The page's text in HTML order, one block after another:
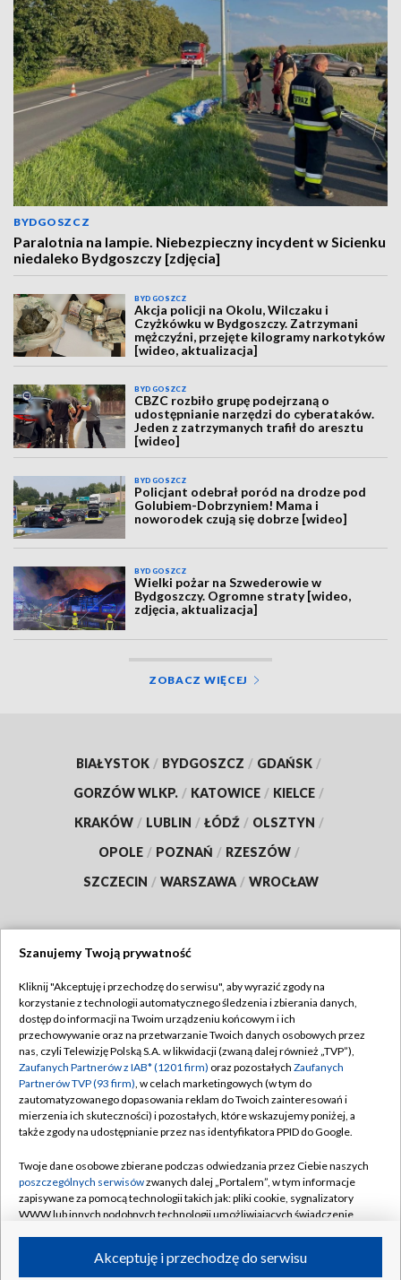
BYDGOSZCZ
Paralotnia na lampie. Niebezpieczny incydent w Sicienku
niedaleko Bydgoszczy [zdjęcia]
BYDGOSZCZ
Akcja policji na Okolu, Wilczaku i
Czyżkówku w Bydgoszczy. Zatrzymani
mężczyźni, przejęte kilogramy narkotyków
[wideo, aktualizacja]
BYDGOSZCZ
CBZC rozbiło grupę podejrzaną o
udostępnianie narzędzi do cyberataków.
Jeden z zatrzymanych trafił do aresztu
[wideo]
BYDGOSZCZ
Policjant odebrał poród na drodze pod
Golubiem-Dobrzyniem! Mama i
noworodek czują się dobrze [wideo]
BYDGOSZCZ
Wielki pożar na Szwederowie w
Bydgoszczy. Ogromne straty [wideo,
zdjęcia, aktualizacja]
ZOBACZ WIĘCEJ
BIAŁYSTOK / BYDGOSZCZ / GDAŃSK /
GORZÓW WLKP. / KATOWICE / KIELCE /
KRAKÓW / LUBLIN / ŁÓDŹ / OLSZTYN /
OPOLE / POZNAŃ / RZESZÓW /
SZCZECIN / WARSZAWA / WROCŁAW
TVP
Abonament TVP
Emisja w TVP
Centrum informacji TVP
Naziemna Telewizja Cyfrowa
Rada Programowa
System NOS
Informacje o nadawcy
Program dla prasy
Regulamin TVP
Polityka prywatności
Moje zgody
Pomoc
Kontakt
Kanały
Szanujemy Twoją prywatność
Kliknij "Akceptuję i przechodzę do serwisu", aby wyrazić zgody na
korzystanie z technologii automatycznego śledzenia i zbierania danych,
dostęp do informacji na Twoim urządzeniu końcowym i ich
przechowywanie oraz na przetwarzanie Twoich danych osobowych przez
nas, czyli Telewizję Polską S.A. w likwidacji (zwaną dalej również „TVP”),
Zaufanych Partnerów z IAB* (1201 firm) oraz pozostałych Zaufanych
Partnerów TVP (93 firm), w celach marketingowych (w tym do
zautomatyzowanego dopasowania reklam do Twoich zainteresowań i
mierzenia ich skuteczności) i pozostałych, które wskazujemy poniżej, a
także zgody na udostępnianie przez nas identyfikatora PPID do Google.
Twoje dane osobowe zbierane podczas odwiedzania przez Ciebie naszych
poszczególnych serwisówzwanych dalej „Portalem”, w tym informacje
zapisywane za pomocą technologii takich jak: pliki cookie, sygnalizatory
WWW lub innych podobnych technologii umożliwiających świadczenie
ruchu w Internecie.Akceptuję i przechodzę do serwisu